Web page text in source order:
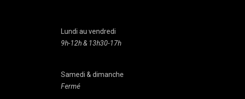
Lundi au vendredi
9h-12h & 13h30-17h
Samedi & dimanche
Fermé